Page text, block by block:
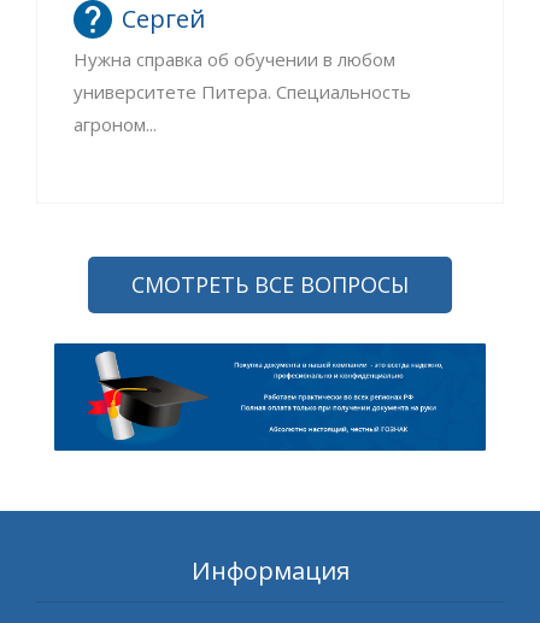
Сергей
Нужна справка об обучении в любом
университете Питера. Специальность
агроном...
СМОТРЕТЬ ВСЕ ВОПРОСЫ
Информация